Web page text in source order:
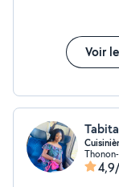
Voir